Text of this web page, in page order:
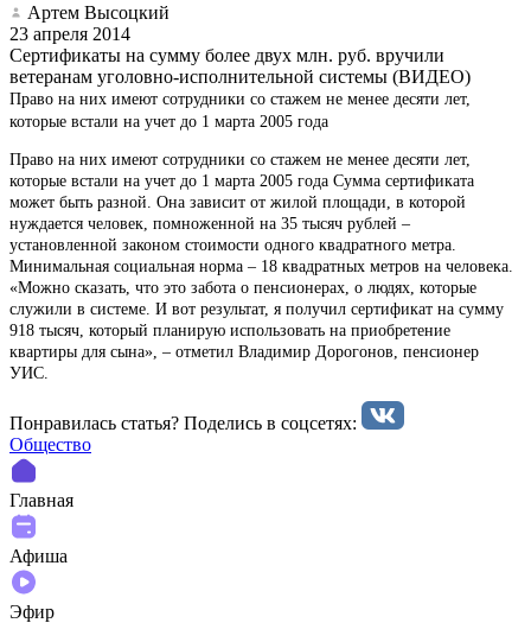
Артем Высоцкий
23 апреля 2014
Сертификаты на сумму более двух млн. руб. вручили
ветеранам уголовно-исполнительной системы (ВИДЕО)
Право на них имеют сотрудники со стажем не менее десяти лет,
которые встали на учет до 1 марта 2005 года
Право на них имеют сотрудники со стажем не менее десяти лет,
которые встали на учет до 1 марта 2005 года Сумма сертификата
может быть разной. Она зависит от жилой площади, в которой
нуждается человек, помноженной на 35 тысяч рублей –
установленной законом стоимости одного квадратного метра.
Минимальная социальная норма – 18 квадратных метров на человека.
«Можно сказать, что это забота о пенсионерах, о людях, которые
служили в системе. И вот результат, я получил сертификат на сумму
918 тысяч, который планирую использовать на приобретение
квартиры для сына», – отметил Владимир Дорогонов, пенсионер
УИС.
Понравилась статья? Поделиcь в соцсетях:
Общество
Главная
Афиша
Эфир